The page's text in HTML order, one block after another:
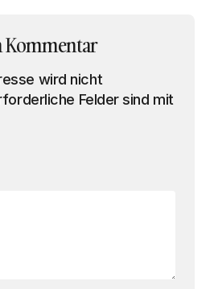
Kommentar
wird nicht
Felder sind mit